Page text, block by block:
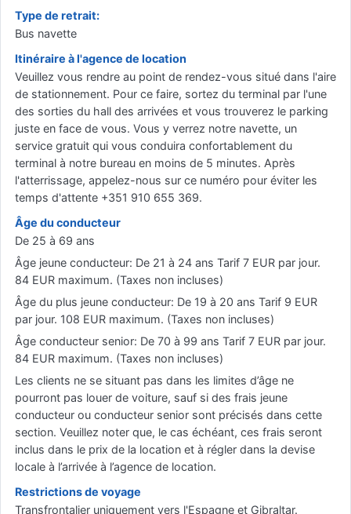
Type de retrait:
Bus navette
Itinéraire à l'agence de location
Veuillez vous rendre au point de rendez-vous situé dans l'aire
de stationnement. Pour ce faire, sortez du terminal par l'une
des sorties du hall des arrivées et vous trouverez le parking
juste en face de vous. Vous y verrez notre navette, un
service gratuit qui vous conduira confortablement du
terminal à notre bureau en moins de 5 minutes. Après
l'atterrissage, appelez-nous sur ce numéro pour éviter les
temps d'attente +351 910 655 369.
Âge du conducteur
De 25 à 69 ans
Âge jeune conducteur: De 21 à 24 ans Tarif 7 EUR par jour.
84 EUR maximum. (Taxes non incluses)
Âge du plus jeune conducteur: De 19 à 20 ans Tarif 9 EUR
par jour. 108 EUR maximum. (Taxes non incluses)
Âge conducteur senior: De 70 à 99 ans Tarif 7 EUR par jour.
84 EUR maximum. (Taxes non incluses)
Les clients ne se situant pas dans les limites d’âge ne
pourront pas louer de voiture, sauf si des frais jeune
conducteur ou conducteur senior sont précisés dans cette
section. Veuillez noter que, le cas échéant, ces frais seront
inclus dans le prix de la location et à régler dans la devise
locale à l’arrivée à l’agence de location.
Restrictions de voyage
Transfrontalier uniquement vers l'Espagne et Gibraltar.